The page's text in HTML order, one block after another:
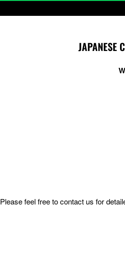
JAPANESE
Please feel free to contact us for